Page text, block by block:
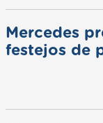
Mercedes
festejos de